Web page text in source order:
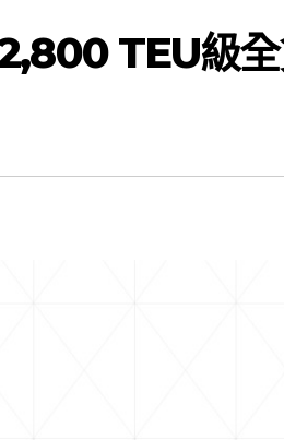
TEU級